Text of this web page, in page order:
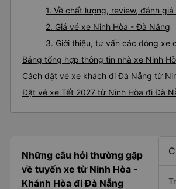
1. Về chất lượng, review, đánh
2. Giá vé xe Ninh Hòa - Đà Nẵng
3. Giới thiệu, tư vấn các dòng xe
Bảng tổng hợp thông tin nhà xe Ninh
Cách đặt vé xe khách đi Đà Nẵng từ
Đặt vé xe Tết 2027 từ Ninh Hòa đi Đà
Những câu hỏi thường gặp
về tuyến xe từ Ninh Hòa -
Khánh Hòa đi Đà Nẵng